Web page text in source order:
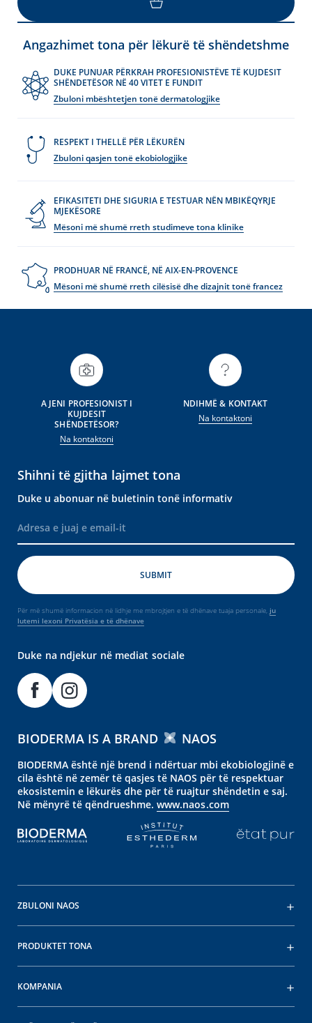
Angazhimet tona për lëkurë të shëndetshme
DUKE PUNUAR PËRKRAH PROFESIONISTËVE TË KUJDESIT
SHËNDETËSOR NË 40 VITET E FUNDIT
Zbuloni mbështetjen tonë dermatologjike
RESPEKT I THELLË PËR LËKURËN
Zbuloni qasjen tonë ekobiologjike
EFIKASITETI DHE SIGURIA E TESTUAR NËN MBIKËQYRJE
MJEKËSORE
Mësoni më shumë rreth studimeve tona klinike
PRODHUAR NË FRANCË, NË AIX-EN-PROVENCE
Mësoni më shumë rreth cilësisë dhe dizajnit tonë francez
A JENI PROFESIONIST I
KUJDESIT
SHËNDETËSOR?
Na kontaktoni
NDIHMË & KONTAKT
Na kontaktoni
Shihni të gjitha lajmet tona
Duke u abonuar në buletinin tonë informativ
Për më shumë informacion në lidhje me mbrojtjen e të dhënave tuaja personale, ju
lutemi lexoni Privatësia e të dhënave
Duke na ndjekur në mediat sociale
BIODERMA IS A BRAND NAOS
BIODERMA është një brend i ndërtuar mbi ekobiologjinë e
cila është në zemër të qasjes të NAOS për të respektuar
ekosistemin e lëkurës dhe për të ruajtur shëndetin e saj.
Në mënyrë të qëndrueshme. www.naos.com
ZBULONI NAOS
PRODUKTET TONA
KOMPANIA